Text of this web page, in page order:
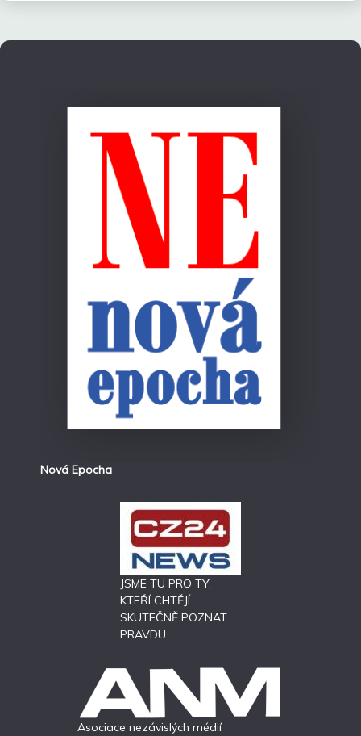
Nová Epocha
JSME TU PRO TY,
KTEŘÍ CHTĚJÍ
SKUTEČNĚ POZNAT
PRAVDU
Asociace nezávislých médií